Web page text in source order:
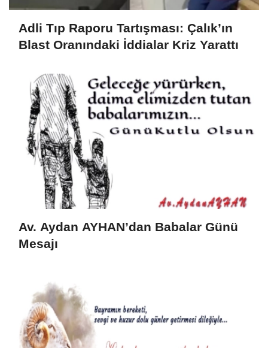
Adli Tıp Raporu Tartışması: Çalık’ın
Blast Oranındaki İddialar Kriz Yarattı
Av. Aydan AYHAN’dan Babalar Günü
Mesajı